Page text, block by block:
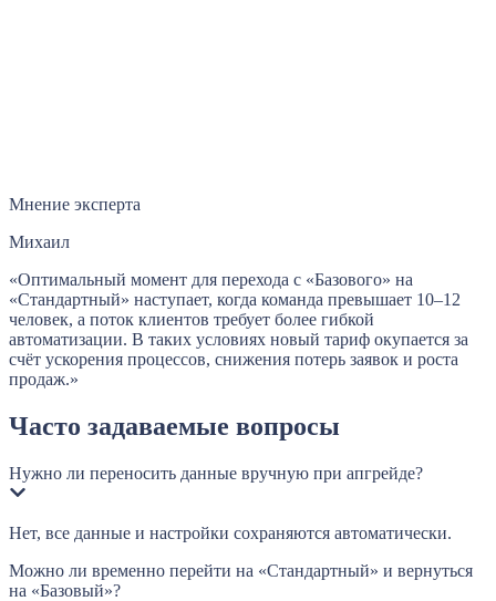
Мнение эксперта
Михаил
«Оптимальный момент для перехода с «Базового» на
«Стандартный» наступает, когда команда превышает 10–12
человек, а поток клиентов требует более гибкой
автоматизации. В таких условиях новый тариф окупается за
счёт ускорения процессов, снижения потерь заявок и роста
продаж.»
Часто задаваемые вопросы
Нужно ли переносить данные вручную при апгрейде?
Нет, все данные и настройки сохраняются автоматически.
Можно ли временно перейти на «Стандартный» и вернуться
на «Базовый»?